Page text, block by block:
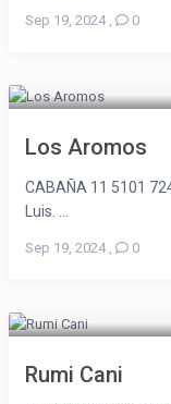
Sep 19, 2024, 0
Los Aromos
CABAÑA 11 5101
Luis. ...
Sep 19, 2024, 0
Rumi Cani